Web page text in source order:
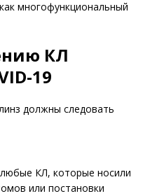
многофункциональный
КЛ
19
должны следовать
КЛ, которые носили
или постановки